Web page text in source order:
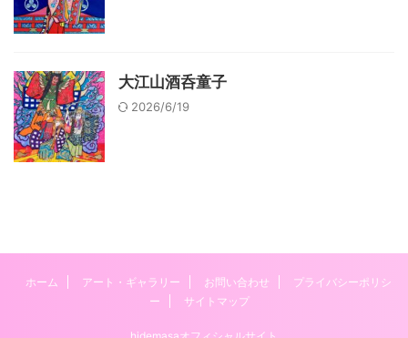
大江山酒呑童子
2026/6/19
ホーム アート・ギャラリー お問い合わせ
プライバシーポリシ
ー
サイトマップ